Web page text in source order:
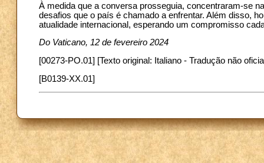
À medida que a conversa prosseguia, concentraram-se
desafios que o país é chamado a enfrentar. Além disso,
atualidade internacional, esperando um compromisso
Do Vaticano, 12 de fevereiro 2024
[00273-PO.01] [Texto original: Italiano - Tradução não
[B0139-XX.01]